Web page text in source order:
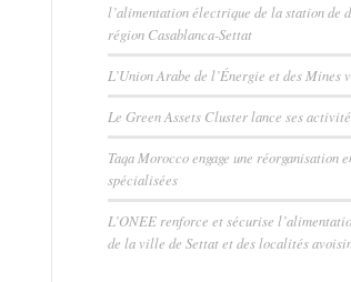
l’alimentation électrique de la station de
région Casablanca-Settat
L’Union Arabe de l’Énergie et des Mines
Le Green Assets Cluster lance ses
Taqa Morocco engage une réorganisation
spécialisées
L’ONEE renforce et sécurise
de la ville de Settat et des localités